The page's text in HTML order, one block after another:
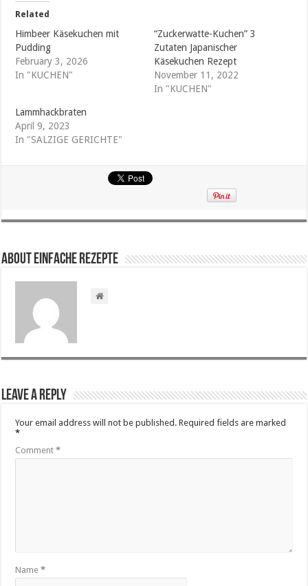
Related
Himbeer Käsekuchen mit
Pudding
February 3, 2026
In "KUCHEN"
“Zuckerwatte-Kuchen” 3
Zutaten Japanischer
Käsekuchen Rezept
November 11, 2022
In "KUCHEN"
Lammhackbraten
April 9, 2023
In "SALZIGE GERICHTE"
About Einfache Rezepte
Leave a Reply
Your email address will not be published. Required fields are marked
*
Comment*
Name*